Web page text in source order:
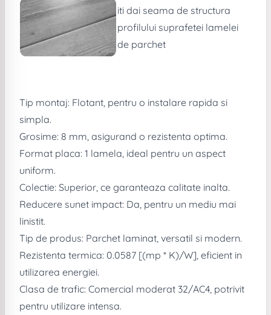
iti dai seama de structura
profilului suprafetei lamelei
de parchet
Tip montaj: Flotant, pentru o instalare rapida si
simpla.
Grosime: 8 mm, asigurand o rezistenta optima.
Format placa: 1 lamela, ideal pentru un aspect
uniform.
Colectie: Superior, ce garanteaza calitate inalta.
Reducere sunet impact: Da, pentru un mediu mai
linistit.
Tip de produs: Parchet laminat, versatil si modern.
Rezistenta termica: 0.0587 [(mp * K)/W], eficient in
utilizarea energiei.
Clasa de trafic: Comercial moderat 32/AC4, potrivit
pentru utilizare intensa.